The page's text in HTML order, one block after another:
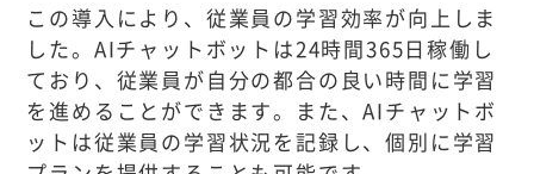
この導入により、従業員の学習効率が向上しま
した。AIチャットボットは24時間365日稼働し
ており、従業員が自分の都合の良い時間に学習
を進めることができます。また、AIチャットボ
ットは従業員の学習状況を記録し、個別に学習